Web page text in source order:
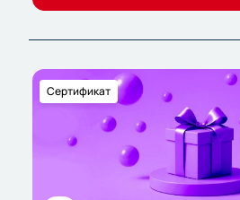
Сертификат